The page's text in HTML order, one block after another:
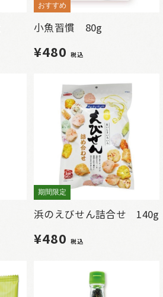
おすすめ
小魚習慣 80g
¥480税込
期間限定
浜のえびせん詰合せ 140g
¥480税込